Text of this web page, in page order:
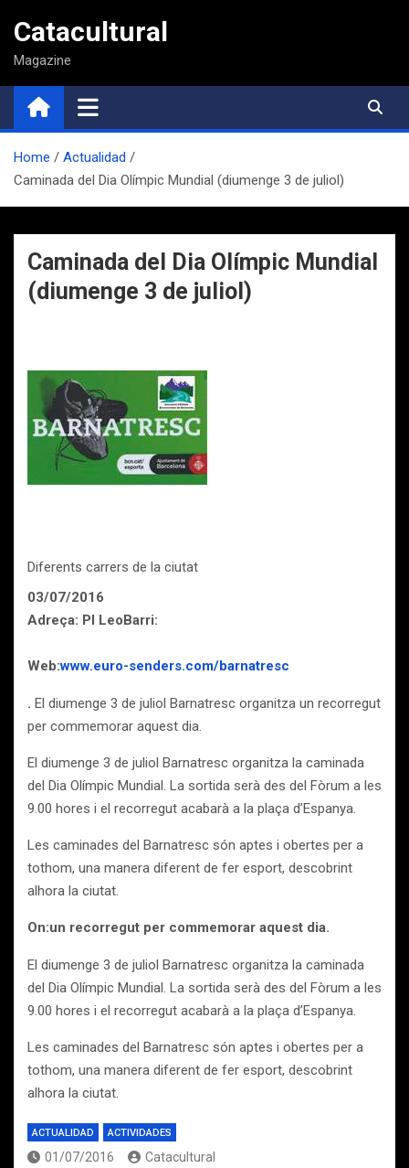
contenido
Catacultural
Magazine
Home
Actualidad
Caminada del Dia Olímpic Mundial (diumenge 3 de juliol)
Caminada del Dia Olímpic Mundial
(diumenge 3 de juliol)
Diferents carrers de la ciutat
03/07/2016
Adreça: Pl LeoBarri:
Web:www.euro-senders.com/barnatresc
. El diumenge 3 de juliol Barnatresc organitza un recorregut
per commemorar aquest dia.
El diumenge 3 de juliol Barnatresc organitza la caminada
del Dia Olímpic Mundial. La sortida serà des del Fòrum a les
9.00 hores i el recorregut acabarà a la plaça d’Espanya.
Les caminades del Barnatresc són aptes i obertes per a
tothom, una manera diferent de fer esport, descobrint
alhora la ciutat.
On:un recorregut per commemorar aquest dia.
El diumenge 3 de juliol Barnatresc organitza la caminada
del Dia Olímpic Mundial. La sortida serà des del Fòrum a les
9.00 hores i el recorregut acabarà a la plaça d’Espanya.
Les caminades del Barnatresc són aptes i obertes per a
tothom, una manera diferent de fer esport, descobrint
alhora la ciutat.
ACTUALIDAD ACTIVIDADES
01/07/2016 Catacultural